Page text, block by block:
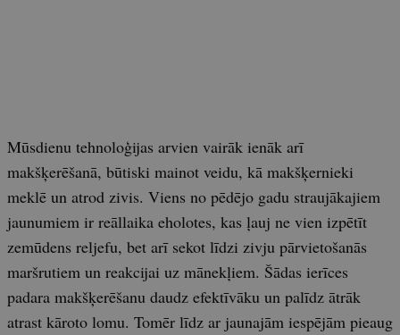
Mūsdienu tehnoloģijas arvien vairāk ienāk arī
makšķerēšanā, būtiski mainot veidu, kā makšķernieki
meklē un atrod zivis. Viens no pēdējo gadu straujākajiem
jaunumiem ir reāllaika eholotes, kas ļauj ne vien izpētīt
zemūdens reljefu, bet arī sekot līdzi zivju pārvietošanās
maršrutiem un reakcijai uz mānekļiem. Šādas ierīces
padara makšķerēšanu daudz efektīvāku un palīdz ātrāk
atrast kāroto lomu. Tomēr līdz ar jaunajām iespējām pieaug